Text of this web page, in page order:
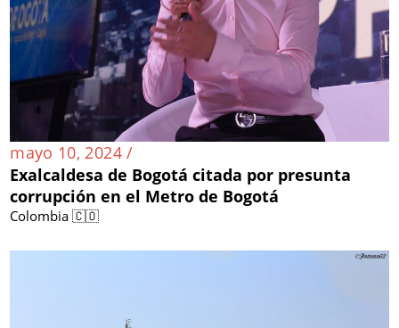
mayo 10, 2024 /
Exalcaldesa de Bogotá citada por presunta
corrupción en el Metro de Bogotá
Colombia 🇨🇴